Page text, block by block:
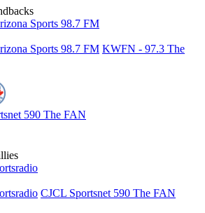
Sports 98.7 FM
Sports 98.7 FM KWFN - 97.3 The
590 The FAN
CJCL Sportsnet 590 The FAN